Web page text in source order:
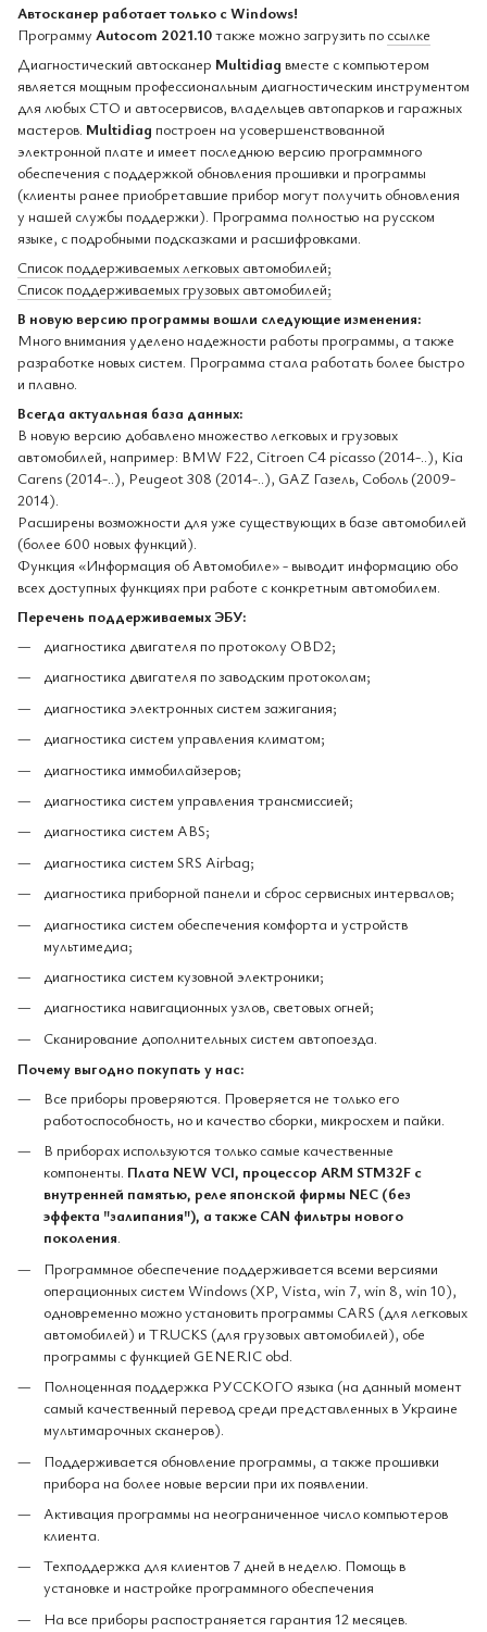
Автосканер работает только с Windows!
Программу Autocom 2021.10также можно загрузить по ссылке
Диагностический автосканер Multidiag вместе с компьютером
является мощным профессиональным диагностическим инструментом
для любых СТО и автосервисов, владельцев автопарков и гаражных
мастеров. Multidiag построен на усовершенствованной
электронной плате и имеет последнюю версию программного
обеспечения с поддержкой обновления прошивки и программы
(клиенты ранее приобретавшие прибор могут получить обновления
у нашей службы поддержки). Программа полностью на русском
языке, с подробными подсказками и расшифровками.
Список поддерживаемых легковых автомобилей;
Список поддерживаемых грузовых автомобилей;
В новую версию программы вошли следующие изменения:
Много внимания уделено надежности работы программы, а также
разработке новых систем. Программа стала работать более быстро
и плавно.
Всегда актуальная база данных:
В новую версию добавлено множество легковых и грузовых
автомобилей, например: BMW F22, Citroen C4 picasso (2014-..), Kia
Carens (2014-..), Peugeot 308 (2014-..), GAZ Газель, Соболь (2009-
2014).
Расширены возможности для уже существующих в базе автомобилей
(более 600 новых функций).
Функция «Информация об Автомобиле» - выводит информацию обо
всех доступных функциях при работе с конкретным автомобилем.
Перечень поддерживаемых ЭБУ:
диагностика двигателя по протоколу OBD2;
диагностика двигателя по заводским протоколам;
диагностика электронных систем зажигания;
диагностика систем управления климатом;
диагностика иммобилайзеров;
диагностика систем управления трансмиссией;
диагностика систем ABS;
диагностика систем SRS Airbag;
диагностика приборной панели и сброс сервисных интервалов;
диагностика систем обеспечения комфорта и устройств
мультимедиа;
диагностика систем кузовной электроники;
диагностика навигационных узлов, световых огней;
Сканирование дополнительных систем автопоезда.
Почему выгодно покупать у нас:
Все приборы проверяются. Проверяется не только его
работоспособность, но и качество сборки, микросхем и пайки.
В приборах используются только самые качественные
компоненты. Плата NEW VCI, процессор ARM STM32F с
внутренней памятью, реле японской фирмы NEC (без
эффекта "залипания"), а также CAN фильтры нового
поколения.
Программное обеспечение поддерживается всеми версиями
операционных систем Windows (XP, Vista, win 7, win 8, win 10),
одновременно можно установить программы CARS (для легковых
автомобилей) и TRUCKS (для грузовых автомобилей), обе
программы с функцией GENERIC obd.
Полноценная поддержка РУССКОГО языка (на данный момент
самый качественный перевод среди представленных в Украине
мультимарочных сканеров).
Поддерживается обновление программы, а также прошивки
прибора на более новые версии при их появлении.
Активация программы на неограниченное число компьютеров
клиента.
Техподдержка для клиентов 7 дней в неделю. Помощь в
установке и настройке программного обеспечения
На все приборы распостраняется гарантия 12 месяцев.